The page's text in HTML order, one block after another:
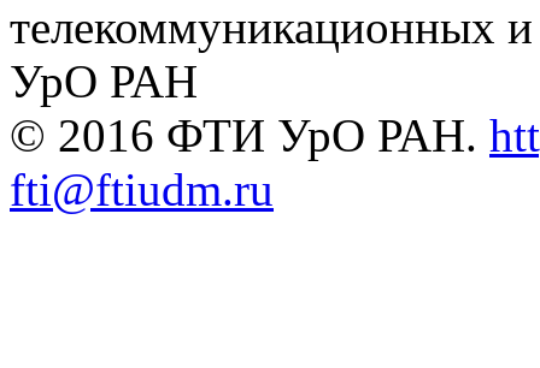
телекоммуникационных
УрО РАН
© 2016 ФТИ УрО РАН.
fti@ftiudm.ru